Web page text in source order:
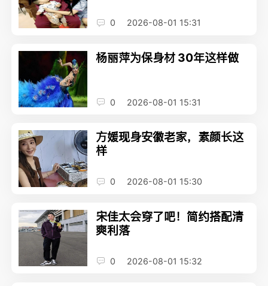
0 2026-08-01 15:31
杨丽萍为保身材 30年这样做
0 2026-08-01 15:31
方媛现身安徽老家，素颜长这
样
0 2026-08-01 15:30
宋佳太会穿了吧！简约搭配清
爽利落
0 2026-08-01 15:32